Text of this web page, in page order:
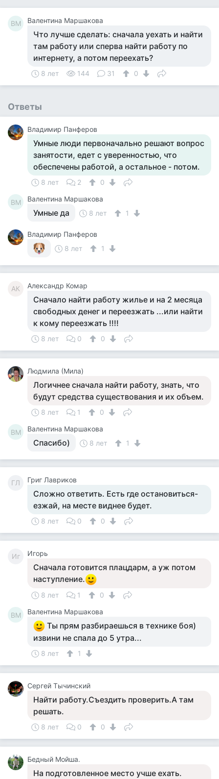
ВМ Валентина Маршакова
Что лучше сделать: сначала уехать и найти
там работу или сперва найти работу по
интернету, а потом переехать?
8 лет 144 31 0
Ответы
Владимир Панферов
Умные люди первоначально решают вопрос
занятости, едет с уверенностью, что
обеспечены работой, а остальное - потом.
8 лет 2 0
ВМ Валентина Маршакова
Умные да 8 лет 1
Владимир Панферов
8 лет
1
АК Александр Комар
Сначало найти работу жилье и на 2 месяца
свободных денег и переезжать ...или найти
к кому переезжать !!!!
8 лет 0 0
Людмила (Мила)
Логичнее сначала найти работу, знать, что
будут средства существования и их объем.
8 лет 1 0
ВМ Валентина Маршакова
Спасибо) 8 лет 1
ГЛ Григ Лавриков
Сложно ответить. Есть где остановиться-
езжай, на месте виднее будет.
8 лет 0 0
Иг Игорь
Сначала готовится плацдарм, а уж потом
наступление.
8 лет 1 0
ВМ Валентина Маршакова
Ты прям разбираешься в технике боя)
извини не спала до 5 утра...
8 лет 1
Сергей Тычинский
Найти работу.Съездить проверить.А там
решать.
8 лет 0 0
Бедный Мойша.
На подготовленное место учше ехать.